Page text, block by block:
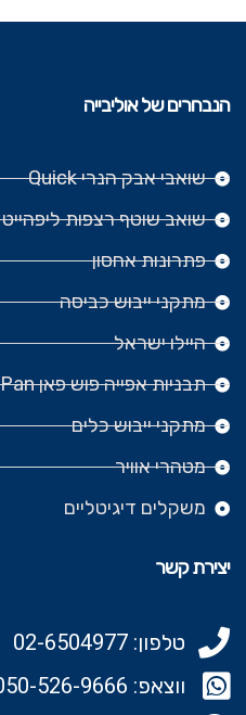
הנבחרים של אוליבייה
שואבי אבק הנרי Quick
שואב שוטף רצפות ליפהייט
פתרונות אחסון
מתקני ייבוש כביסה
היילו ישראל
תבניות אפייה פוש פאן Push-Pan
מתקני ייבוש כלים
מטהרי אוויר
משקלים דיגיטליים
יצירת קשר
טלפון: 02-6504977
ווצאפ: 050-526-9666‬